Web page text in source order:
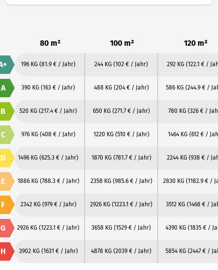
80 m² 100 m² 120 m²
196 KG (81.9 € / Jahr) 244 KG (102 € / Jahr) 292 KG (122.1 € /
A 390 KG (163 € / Jahr) 488 KG (204 € / Jahr) 586 KG (244.9 € /
B 520 KG (217.4 € / Jahr) 650 KG (271.7 € / Jahr) 780 KG (326 € /
C 976 KG (408 € / Jahr) 1220 KG (510 € / Jahr) 1464 KG (612 € /
D 1496 KG (625.3 € / Jahr) 1870 KG (781.7 € / Jahr) 2244 KG (938 € /
E 1886 KG (788.3 € / Jahr) 2358 KG (985.6 € / Jahr) 2830 KG (1182.9 € /
F 2342 KG (979 € / Jahr) 2926 KG (1223.1 € / Jahr) 3512 KG (1468 € /
G 2926 KG (1223.1 € / Jahr) 3658 KG (1529 € / Jahr) 4390 KG (1835 € /
H 3902 KG (1631 € / Jahr) 4878 KG (2039 € / Jahr) 5854 KG (2447 € /